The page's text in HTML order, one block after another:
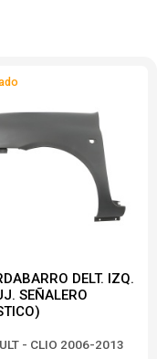
DELT. IZQ.
SEÑALERO
- CLIO 2006-2013